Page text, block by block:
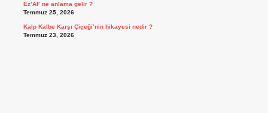
Ez’AF ne anlama gelir ?
Temmuz 25, 2026
Kalp Kalbe Karşı Çiçeği’nin hikayesi nedir ?
Temmuz 23, 2026